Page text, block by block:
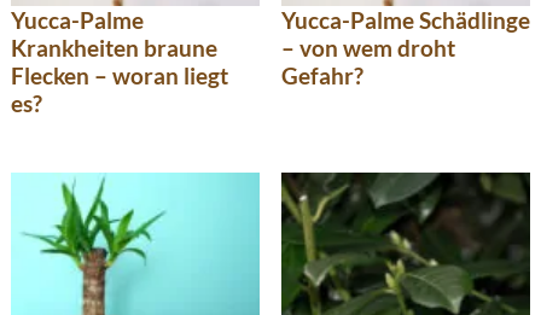
Yucca-Palme
Krankheiten braune
Flecken – woran liegt
es?
Yucca-Palme Schädlinge
– von wem droht
Gefahr?